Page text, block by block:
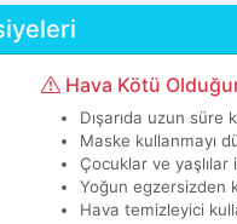
Hava Kötü
Dışarıda uzun süre
Maske kullanmayı
Çocuklar ve yaşlılar
Yoğun egzersizden
Hava temizleyici